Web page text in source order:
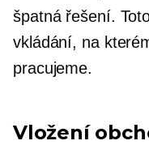
špatná řešení.
vkládání, na
pracujeme.
Vložení